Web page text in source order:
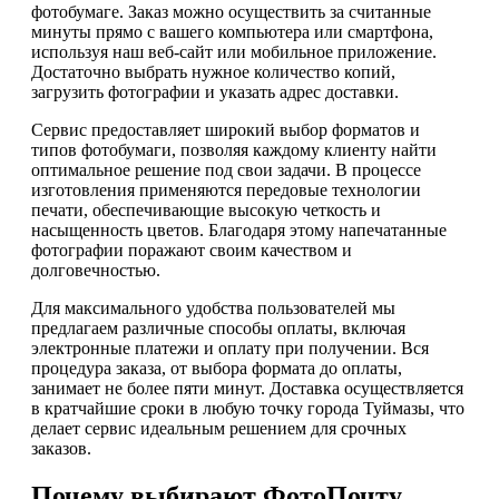
фотобумаге. Заказ можно осуществить за считанные
минуты прямо с вашего компьютера или смартфона,
используя наш веб-сайт или мобильное приложение.
Достаточно выбрать нужное количество копий,
загрузить фотографии и указать адрес доставки.
Сервис предоставляет широкий выбор форматов и
типов фотобумаги, позволяя каждому клиенту найти
оптимальное решение под свои задачи. В процессе
изготовления применяются передовые технологии
печати, обеспечивающие высокую четкость и
насыщенность цветов. Благодаря этому напечатанные
фотографии поражают своим качеством и
долговечностью.
Для максимального удобства пользователей мы
предлагаем различные способы оплаты, включая
электронные платежи и оплату при получении. Вся
процедура заказа, от выбора формата до оплаты,
занимает не более пяти минут. Доставка осуществляется
в кратчайшие сроки в любую точку города Туймазы, что
делает сервис идеальным решением для срочных
заказов.